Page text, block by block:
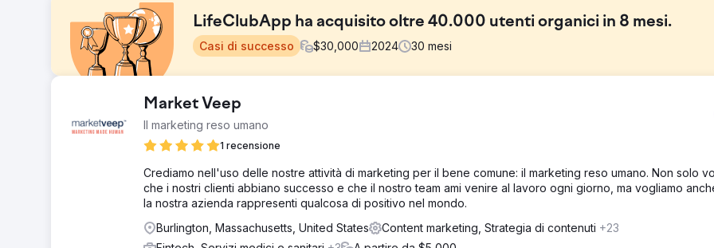
LifeClubApp ha acquisito oltre 40.000 utenti organici in 8 mesi.
Casi di successo $30,000 2024 30 mesi
LifeClubApp si è posta l'obiettivo di costruire da zero una visibilità organica in un settore altamente competitivo e
come quello sanitario. Al momento del lancio, il blog non aveva traffico organico mensile, vantava una bassa autorità di
nessun contenuto si posizionava sui motori di ricerca. L'obiettivo era aumentare la notorietà del marchio, generare traffico
Per LifeClubApp, abbiamo progettato insieme SEO, strategia di contenuti e ottimizzazione tecnica. Abbiamo identificato
naturale e utilizzato i principi del Content Modeling basato sulle entità. Meta tag, strutture dei titoli, testi alternativi delle
link interni e velocità di caricamento delle pagine sono stati ottimizzati; i contenuti sono stati costantemente aggiornati con i
Market Veep
Il marketing reso umano
1 recensione
Crediamo nell'uso delle nostre attività di marketing per il bene comune: il marketing reso umano. Non solo
che i nostri clienti abbiano successo e che il nostro team ami venire al lavoro ogni giorno, ma vogliamo
la nostra azienda rappresenti qualcosa di positivo nel mondo.
Burlington, Massachusetts, United States
Content marketing, Strategia di contenuti +23